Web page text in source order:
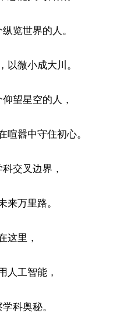
览世界的人。
以微小成大川。
望星空的人，
喧嚣中守住初心。
交叉边界，
来万里路。
这里，
人工智能，
科奥秘。